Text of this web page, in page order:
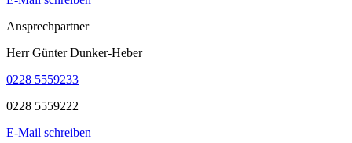
Ansprechpartner
Herr Günter Dunker-Heber
0228 5559233
0228 5559222
E-Mail schreiben